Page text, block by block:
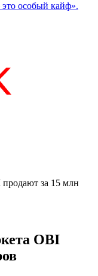
особый кайф».
продают за 15 млн
OBI